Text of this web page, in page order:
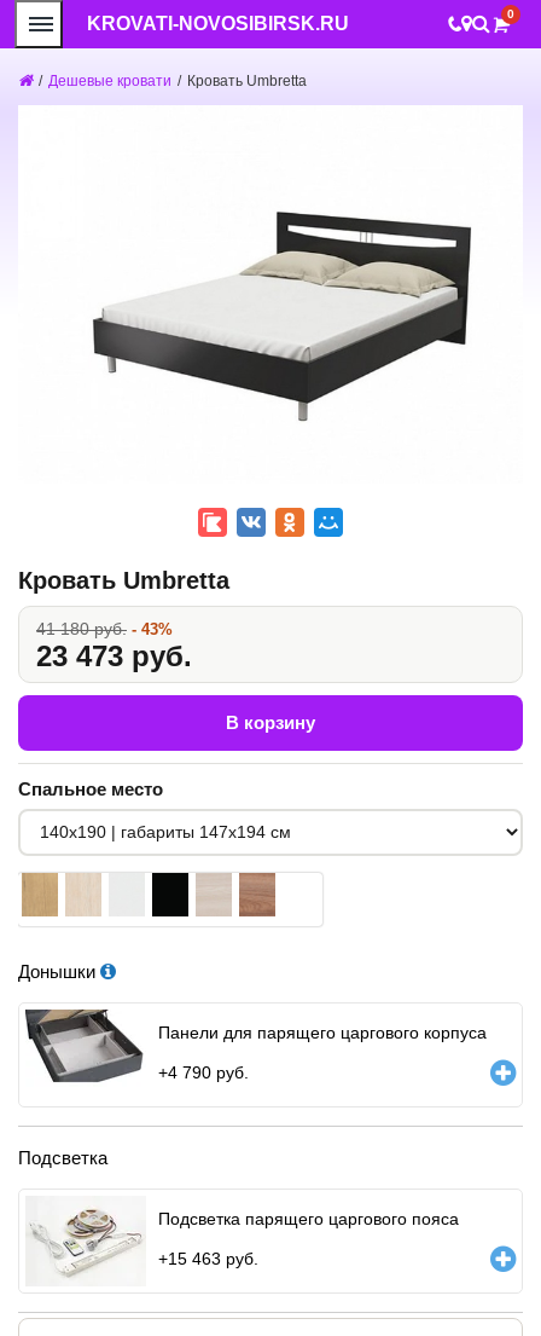
KROVATI-NOVOSIBIRSK.RU 0
/ Дешевые кровати / Кровать Umbretta
Кровать Umbretta
41 180 руб. - 43%
23 473 руб.
В корзину
Спальное место
Донышки
Панели для парящего царгового корпуса
+4 790 руб.
Подсветка
Подсветка парящего царгового пояса
+15 463 руб.